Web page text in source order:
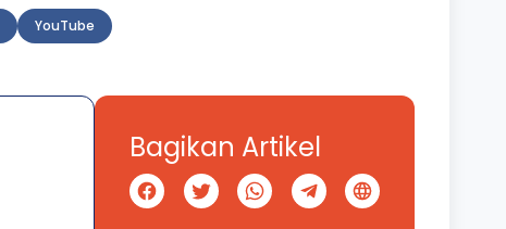
YouTube
Bagikan Artikel